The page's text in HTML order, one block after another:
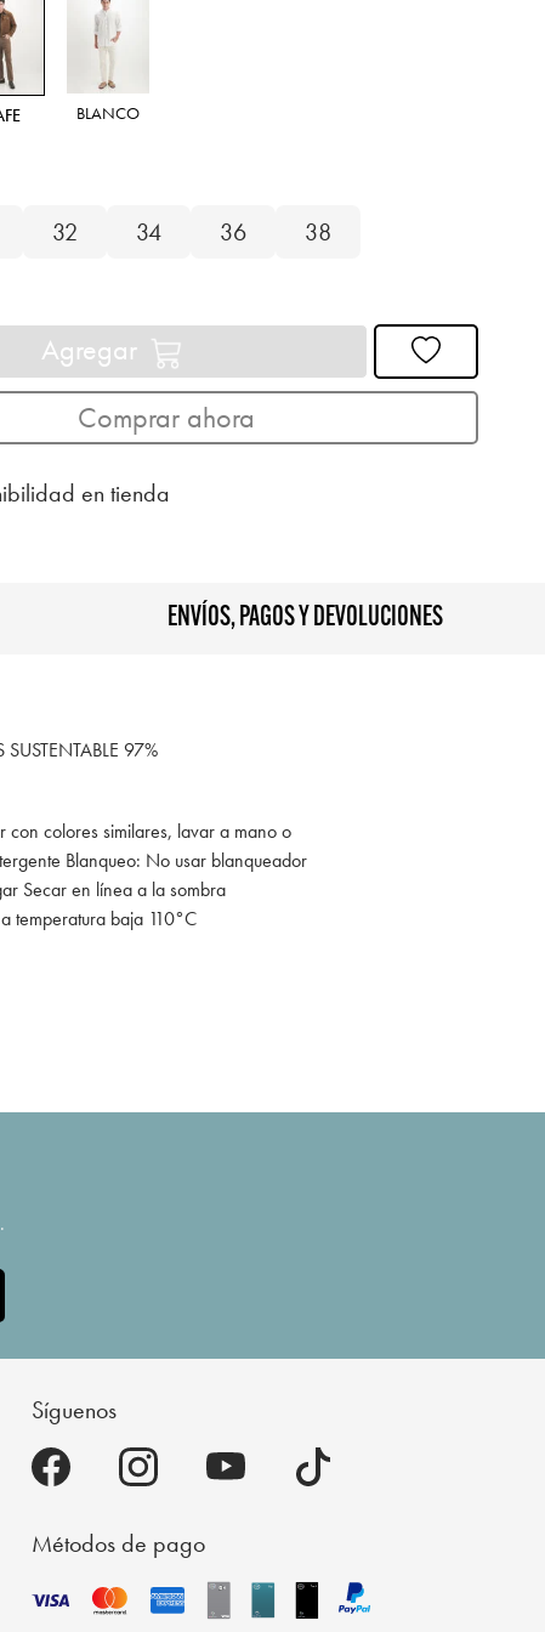
BLANCO
32 34 36 38
Agregar
Comprar ahora
en tienda
ENVÍOS, PAGOS Y DEVOLUCIONES
97%
con colores similares, lavar a mano o
Blanqueo: No usar blanqueador
Secar en línea a la sombra
temperatura baja 110°C
Síguenos
Métodos de pago